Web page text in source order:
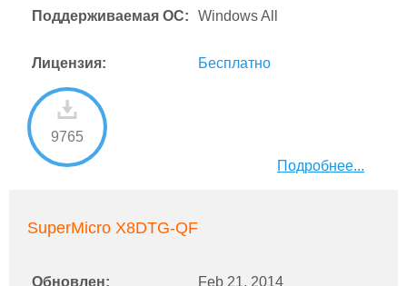
Поддерживаемая ОС: Windows All
Лицензия: Бесплатно
9765
Подробнее...
SuperMicro X8DTG-QF
Обновлен: Feb 21, 2014